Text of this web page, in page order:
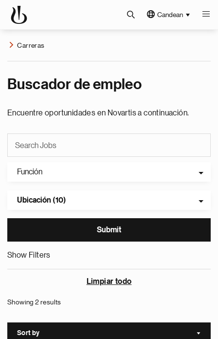
Candean
Carreras
Buscador de empleo
Encuentre oportunidades en Novartis a continuación.
Función
Ubicación (10)
Show Filters
Limpiar todo
Showing 2 results
Sort by Sort